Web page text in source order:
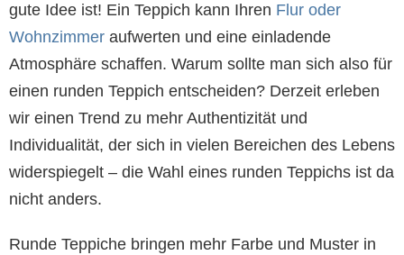
gute Idee ist! Ein Teppich kann Ihren Flur oder
Wohnzimmer aufwerten und eine einladende
Atmosphäre schaffen. Warum sollte man sich also für
einen runden Teppich entscheiden? Derzeit erleben
wir einen Trend zu mehr Authentizität und
Individualität, der sich in vielen Bereichen des Lebens
widerspiegelt – die Wahl eines runden Teppichs ist da
nicht anders.
Runde Teppiche bringen mehr Farbe und Muster in